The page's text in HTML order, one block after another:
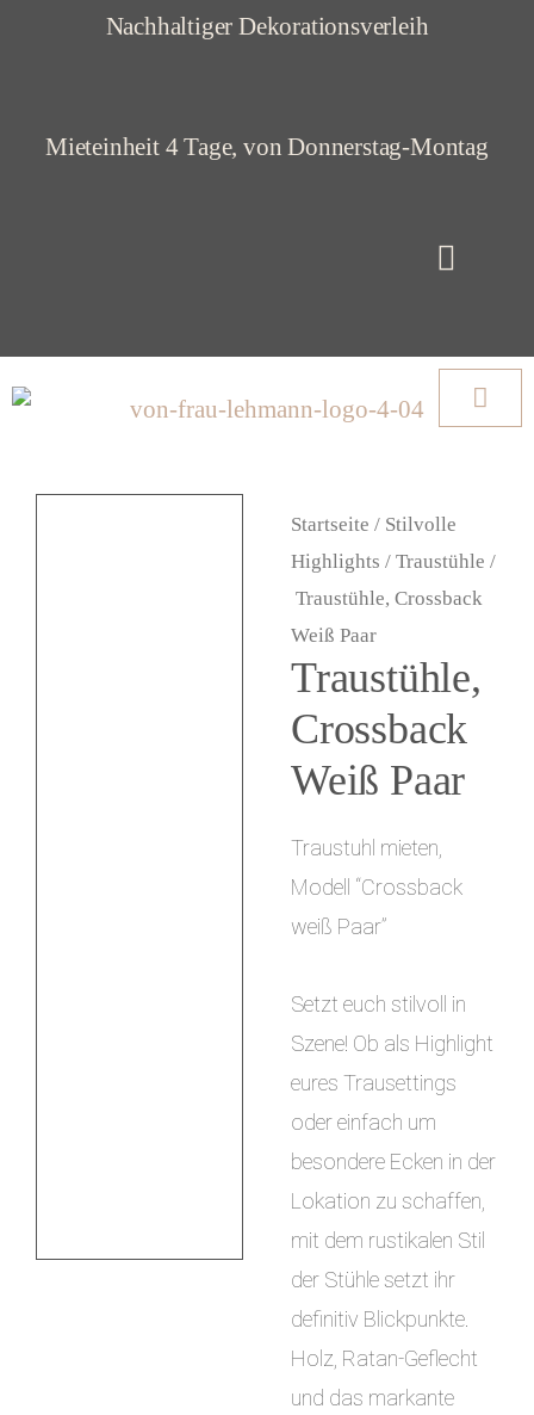
Nachhaltiger Dekorationsverleih
Mieteinheit 4 Tage, von Donnerstag-Montag
Startseite / Stilvolle
Highlights / Traustühle /
Traustühle, Crossback
Weiß Paar
Traustühle,
Crossback
Weiß Paar
Traustuhl mieten,
Modell “Crossback
weiß Paar”
Setzt euch stilvoll in
Szene! Ob als Highlight
eures Trausettings
oder einfach um
besondere Ecken in der
Lokation zu schaffen,
mit dem rustikalen Stil
der Stühle setzt ihr
definitiv Blickpunkte.
Holz, Ratan-Geflecht
und das markante